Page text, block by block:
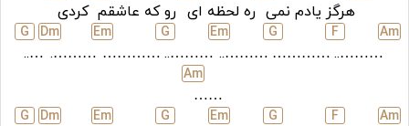
هرگز یادم نمى ره لحظه اى رو که عاشقم کردى
Am
………..
F
…………
G
………..
Em
………..
G
…………
Em
……….
Dm
…..
G
……
Am
Am
F
G
Em
G
Em
Dm
G